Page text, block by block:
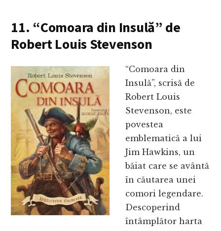
11. “Comoara din Insulă” de
Robert Louis Stevenson
“Comoara din
Insulă”, scrisă de
Robert Louis
Stevenson, este
povestea
emblematică a lui
Jim Hawkins, un
băiat care se avântă
în căutarea unei
comori legendare.
Descoperind
întâmplător harta